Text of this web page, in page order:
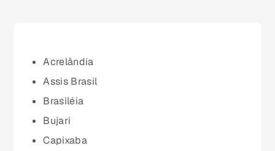
Acrelândia
Assis Brasil
Brasiléia
Bujari
Capixaba